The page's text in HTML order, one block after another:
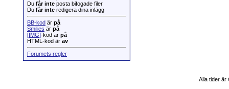
Du får inte posta bifogade filer
Du får inte redigera dina inlägg
BB-kod är på
Smilies är på
[IMG]-kod är på
HTML-kod är av
Forumets regler
Alla tider är